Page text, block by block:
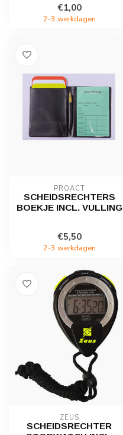
€1,00
2-3 werkdagen
PROACT
SCHEIDSRECHTERS
BOEKJE INCL. VULLING
€5,50
2-3 werkdagen
ZEUS
SCHEIDSRECHTER